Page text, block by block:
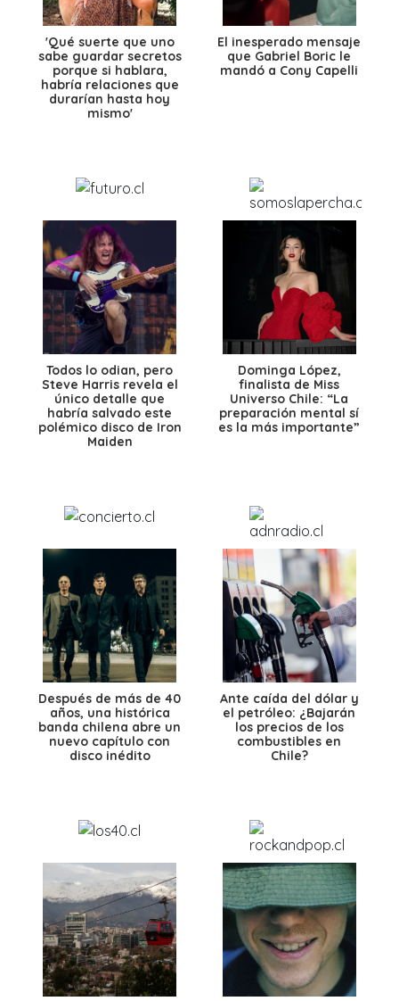
'Qué suerte que uno
sabe guardar secretos
porque si hablara,
habría relaciones que
durarían hasta hoy
mismo'
El inesperado mensaje
que Gabriel Boric le
mandó a Cony Capelli
Todos lo odian, pero
Steve Harris revela el
único detalle que
habría salvado este
polémico disco de Iron
Maiden
Dominga López,
finalista de Miss
Universo Chile: “La
preparación mental sí
es la más importante”
Después de más de 40
años, una histórica
banda chilena abre un
nuevo capítulo con
disco inédito
Ante caída del dólar y
el petróleo: ¿Bajarán
los precios de los
combustibles en
Chile?